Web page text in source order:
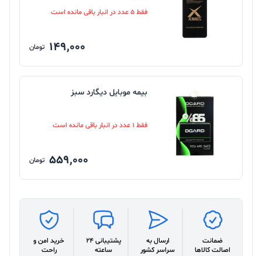
فقط 5 عدد در انبار باقی مانده است
149,000 تومان
بیمه موبایل دیگارد سبز
فقط 1 عدد در انبار باقی مانده است
559,000 تومان
ضمانت
اصالت کالاها
ارسال به
سراسر کشور
پشتیبانی 24
ساعته
خرید امن و
راحت